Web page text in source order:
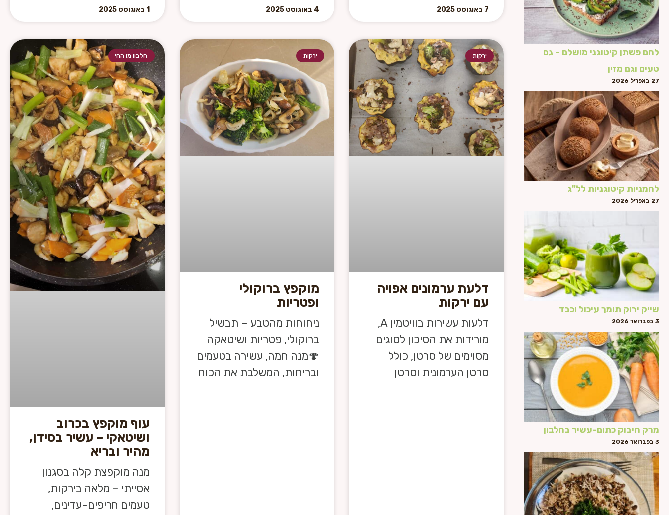
לחם פשתן קיטוגני מושלם – גם
טעים וגם מזין
27 באפריל 2026
לחמניות קיטוגניות לל"ג
27 באפריל 2026
שייק ירוק תומך עיכול וכבד
3 בפברואר 2026
מרק חיבוק כתום-עשיר בחלבון
3 בפברואר 2026
7 באוגוסט 2025 4 באוגוסט 2025 1 באוגוסט 2025
ירקות
דלעת ערמונים אפויה
עם ירקות
דלעות עשירות בוויטמין A,
מורידות את הסיכון לסוגים
מסוימים של סרטן, כולל
סרטן הערמונית וסרטן
ירקות
מוקפץ ברוקולי
ופטריות
ניחוחות מהטבע – תבשיל
ברוקולי, פטריות ושיטאקה
🍄מנה חמה, עשירה בטעמים
ובריחות, המשלבת את הכוח
חלבון מן החי
עוף מוקפץ בכרוב
ושיטאקי – עשיר בסידן,
מהיר ובריא
מנה מוקפצת קלה בסגנון
אסייתי – מלאה בירקות,
טעמים חריפים-עדינים,